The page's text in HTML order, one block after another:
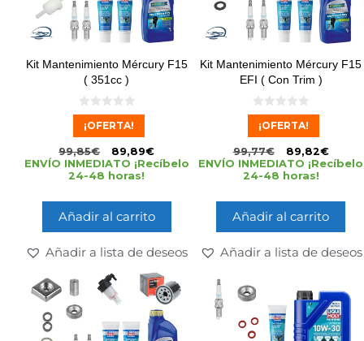
Kit Mantenimiento Mércury F15
( 351cc )
0
e
5
¡OFERTA!
99,85€ 89,89€
ENVÍO INMEDIATO ¡Recíbelo
24-48 horas!
Añadir al carrito
Añadir a lista de deseos
Kit Mantenimiento Mércury F15
EFI ( Con Trim )
0
e
5
¡OFERTA!
99,77€ 89,82€
ENVÍO INMEDIATO ¡Recíbelo
24-48 horas!
Añadir al carrito
Añadir a lista de deseos